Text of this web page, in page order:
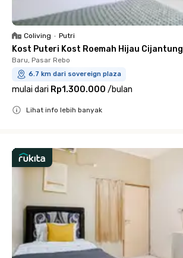
Coliving • Putri
Kost Puteri Kost Roemah Hijau Cijantung
Baru, Pasar Rebo
6.7 km dari sovereign plaza
mulai dari Rp1.300.000 /bulan
Lihat info lebih banyak